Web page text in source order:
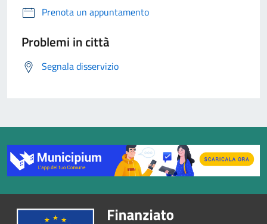
Prenota un appuntamento
Problemi in città
Segnala disservizio